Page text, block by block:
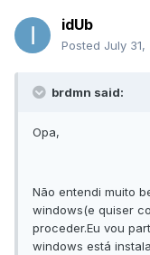
idUb
Posted July 31,
brdmn said:
Opa,
Não entendi muito
windows(e quiser
proceder.Eu vou
windows está